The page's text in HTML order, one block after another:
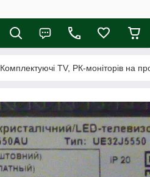
Комплектуючі ТV, РК-моніторів на